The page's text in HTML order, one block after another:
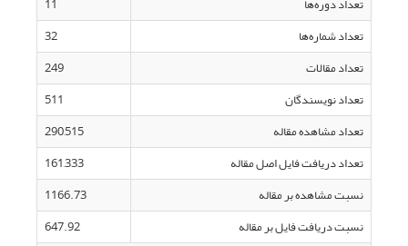
تعداد شماره‌ها
32
تعداد مقالات
249
تعداد نویسندگان
511
تعداد مشاهده مقاله
290,515
تعداد دریافت فایل اصل مقاله
161,333
نسبت مشاهده بر مقاله
1166.73
نسبت دریافت فایل بر مقاله
647.92